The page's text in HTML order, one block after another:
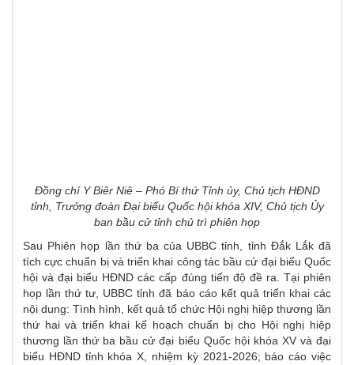
Đồng chí Y Biêr Niê – Phó Bí thứ Tỉnh ủy, Chủ tịch HĐND
tỉnh, Trưởng đoàn Đại biểu Quốc hội khóa XIV, Chủ tịch Ủy
ban bầu cử tỉnh chủ trì phiên họp
Sau Phiên họp lần thứ ba của UBBC tỉnh, tỉnh Đắk Lắk đã
tích cực chuẩn bị và triển khai công tác bầu cử đại biểu Quốc
hội và đại biểu HĐND các cấp đúng tiến độ đề ra. Tại phiên
họp lần thứ tư, UBBC tỉnh đã báo cáo kết quả triển khai các
nội dung: Tình hình, kết quả tổ chức Hội nghị hiệp thương lần
thứ hai và triển khai kế hoạch chuẩn bị cho Hội nghị hiệp
thương lần thứ ba bầu cử đại biểu Quốc hội khóa XV và đại
biểu HĐND tỉnh khóa X, nhiệm kỳ 2021-2026; báo cáo việc